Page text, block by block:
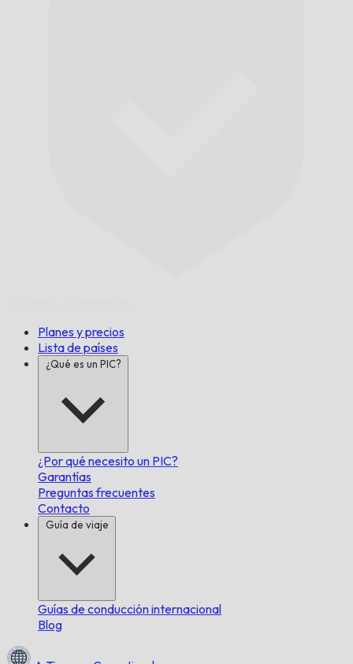
Planes y precios
Lista de países
¿Qué es un PIC?
¿Por qué necesito un PIC?
Garantías
Preguntas frecuentes
Contacto
Guía de viaje
Guías de conducción internacional
Blog